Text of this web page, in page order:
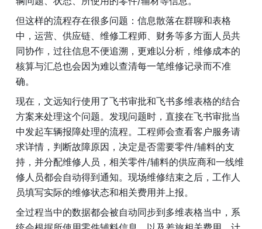
但这样的流程存在很多问题：信息散落在群聊和表格
中，运营、供应链、维修工程师、财务等多方面人员共
同协作，过往信息不便追溯，更难以分析，维修成本的
核算与汇总也会因为难以查清每一笔维修记录而不准
确。
现在，文远知行使用了飞书审批和飞书多维表格的结合
方案来处理这个问题。发现问题时，直接在飞书审批当
中发起车辆报障处理的流程。工程师会查看客户服务请
求详情，判断故障原因，决定是否需要零件/辅料的支
持，并分配维修人员，相关零件/辅料的供应商和一线维
修人员都会自动得到通知。现场维修结束之后，工作人
员填写实际的维修状态和相关费用并上报。
全过程当中的数据都会被自动同步到多维表格当中，系